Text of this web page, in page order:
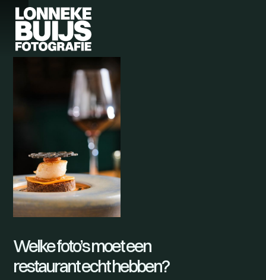
Welke foto’s moet een
restaurant echt hebben?